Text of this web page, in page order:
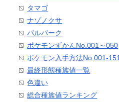
タマゴ
ナゾノクサ
パルパーク
ポケモンずかんNo.001～050
ポケモン入手方法No.001-151
最終形態種族値一覧
色違い
総合種族値ランキング